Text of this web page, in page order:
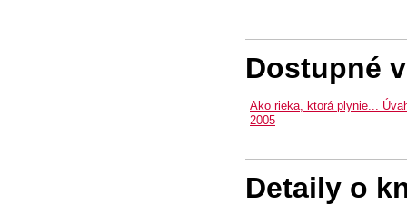
Dostupné
Ako rieka, ktorá plynie...
2005
Detaily o